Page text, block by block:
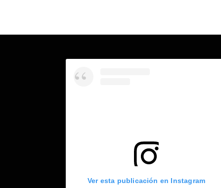
Ver esta publicación en Instagram